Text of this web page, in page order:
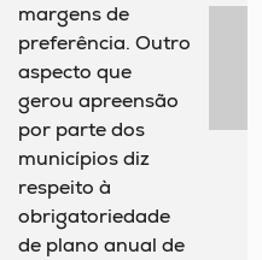
margens de
preferência. Outro
aspecto que
gerou apreensão
por parte dos
municípios diz
respeito à
obrigatoriedade
de plano anual de